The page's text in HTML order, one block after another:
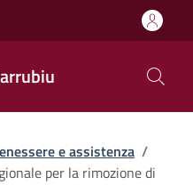
e assistenza /
per la rimozione di